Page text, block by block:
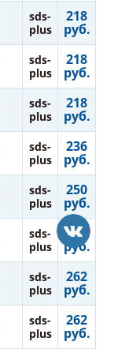
sds-
plus
218
руб.
sds-
plus
218
руб.
sds-
plus
218
руб.
sds-
plus
236
руб.
sds-
plus
250
руб.
sds-
plus
250
руб.
sds-
plus
262
руб.
sds-
plus
262
руб.